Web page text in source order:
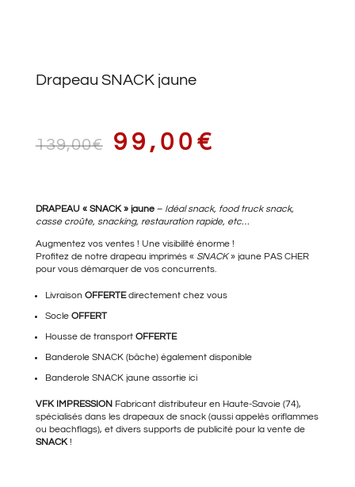
Drapeau SNACK jaune
139,00€ LE
PRIX
INITIAL
ÉTAIT :
139,00€.
99,00 €
PRIX
ACTUEL
99,00€.
DRAPEAU « SNACK » jaune– Idéal snack, food truck snack,
casse croûte, snacking, restauration rapide, etc…
Augmentez vos ventes ! Une visibilité énorme !
Profitez de notre drapeau imprimés « SNACK» jaune PAS CHER
pour vous démarquer de vos concurrents.
Livraison OFFERTEdirectement chez vous
Socle OFFERT
Housse de transport OFFERTE
Banderole SNACK (bâche)également disponible
Banderole SNACKjaune assortie ici
VFK IMPRESSION Fabricant distributeur en Haute-Savoie (74),
spécialisés dans les drapeaux de snack (aussi appelés oriflammes
ou beachflags), et divers supports de publicité pour la vente de
SNACK!